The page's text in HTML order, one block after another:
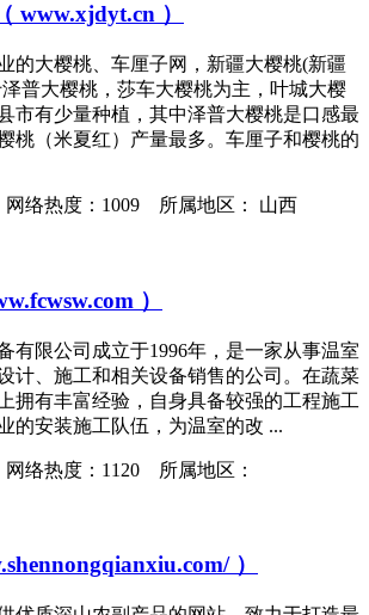
www.xjdyt.cn ）
的大樱桃、车厘子网，新疆大樱桃(新疆
普大樱桃，莎车大樱桃为主，叶城大樱
市有少量种植，其中泽普大樱桃是口感最
桃（米夏红）产量最多。车厘子和樱桃的
络热度：1009 所属地区： 山西
）
有限公司成立于1996年，是一家从事温室
计、施工和相关设备销售的公司。在蔬菜
拥有丰富经验，自身具备较强的工程施工
的安装施工队伍，为温室的改 ...
络热度：1120 所属地区：
）